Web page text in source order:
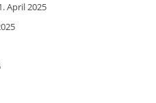
April 2025